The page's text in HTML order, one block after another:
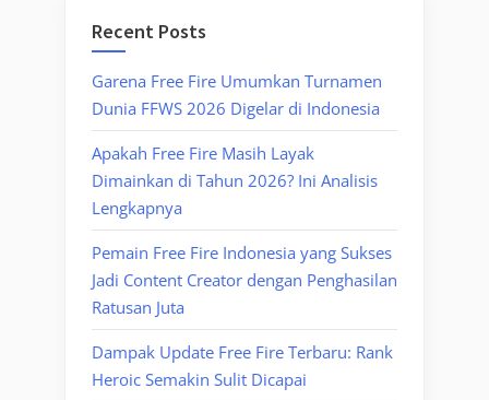
Recent Posts
Garena Free Fire Umumkan Turnamen
Dunia FFWS 2026 Digelar di Indonesia
Apakah Free Fire Masih Layak
Dimainkan di Tahun 2026? Ini Analisis
Lengkapnya
Pemain Free Fire Indonesia yang Sukses
Jadi Content Creator dengan Penghasilan
Ratusan Juta
Dampak Update Free Fire Terbaru: Rank
Heroic Semakin Sulit Dicapai